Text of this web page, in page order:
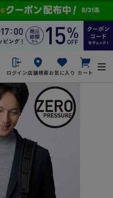
ログイン店舗検索お気に入り カート